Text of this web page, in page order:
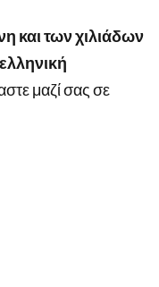
και των χιλιάδων
μαζί σας σε